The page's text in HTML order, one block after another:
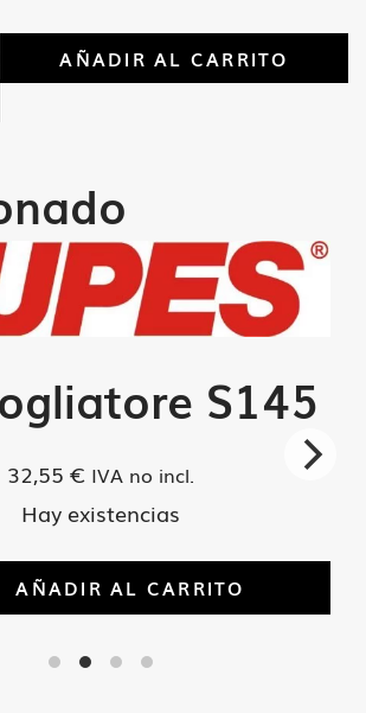
AÑADIR AL CARRITO
S145
32,55 € IVA no incl.
Hay existencias
AÑADIR AL CARRITO